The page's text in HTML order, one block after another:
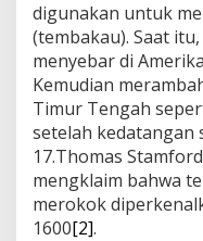
digunakan untuk
(tembakau). Saat
menyebar di
Kemudian
Timur Tengah
setelah kedatangan
17.Thomas
mengklaim bahwa
merokok
1600[2].